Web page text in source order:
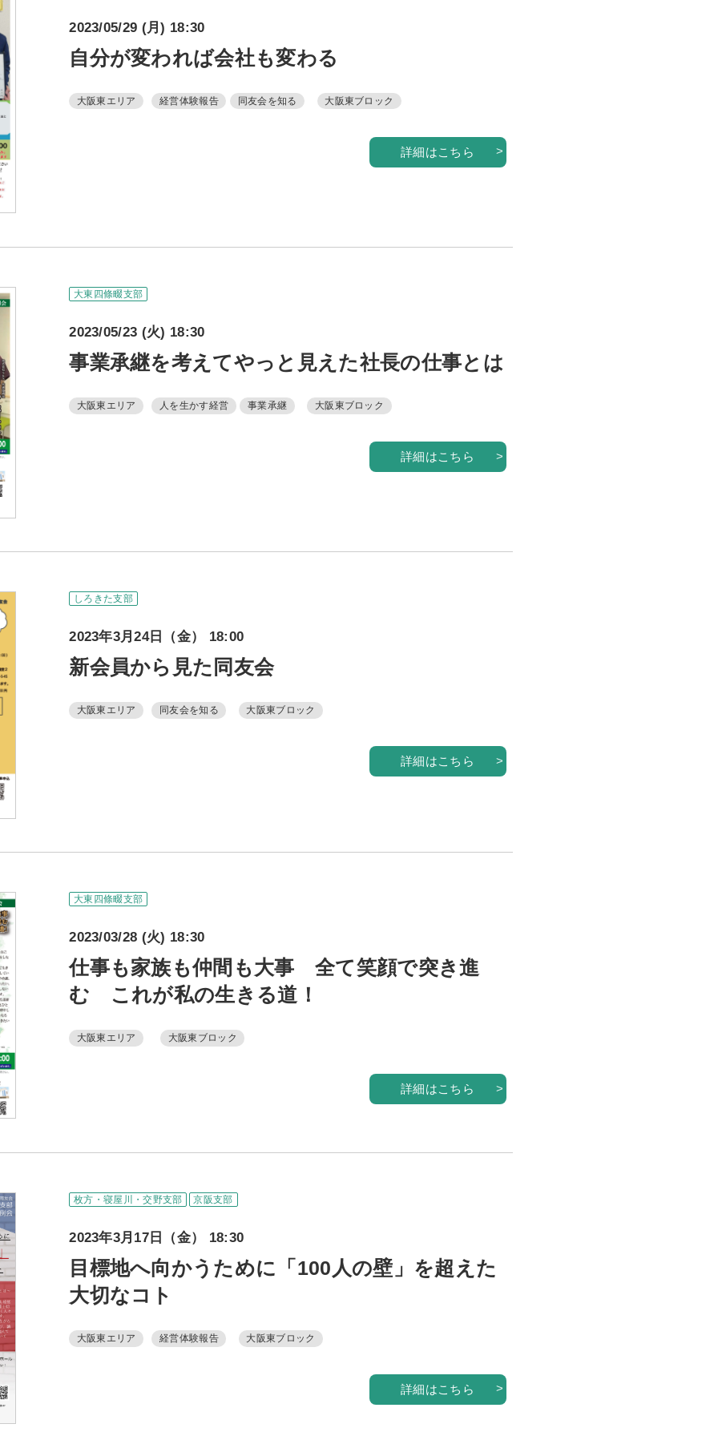
2023/05/29 (月) 18:30
自分が変われば会社も変わる
大阪東エリア 経営体験報告 同友会を知る 大阪東ブロック
詳細はこちら
大東四條畷支部
2023/05/23 (火) 18:30
事業承継を考えてやっと見えた社長の仕事とは
大阪東エリア 人を生かす経営 事業承継 大阪東ブロック
詳細はこちら
しろきた支部
2023年3月24日（金） 18:00
新会員から見た同友会
大阪東エリア 同友会を知る 大阪東ブロック
詳細はこちら
大東四條畷支部
2023/03/28 (火) 18:30
仕事も家族も仲間も大事 全て笑顔で突き進
む これが私の生きる道！
大阪東エリア 大阪東ブロック
詳細はこちら
枚方・寝屋川・交野支部 京阪支部
2023年3月17日（金） 18:30
目標地へ向かうために「100人の壁」を超えた
大切なコト
大阪東エリア 経営体験報告 大阪東ブロック
詳細はこちら